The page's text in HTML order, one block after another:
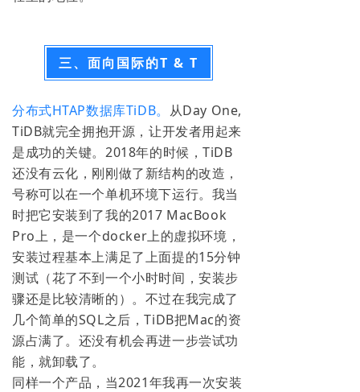
三、面向国际的T & T
分布式HTAP数据库TiDB。 从Day One,
TiDB就完全拥抱开源，让开发者用起来
是成功的关键。2018年的时候，TiDB
还没有云化，刚刚做了新结构的改造，
号称可以在一个单机环境下运行。我当
时把它安装到了我的2017 MacBook
Pro上，是一个docker上的虚拟环境，
安装过程基本上满足了上面提的15分钟
测试（花了不到一个小时时间，安装步
骤还是比较清晰的）。不过在我完成了
几个简单的SQL之后，TiDB把Mac的资
源占满了。还没有机会再进一步尝试功
能，就卸载了。
同样一个产品，当2021年我再一次安装